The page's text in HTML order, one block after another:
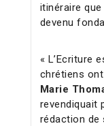
itinéraire
devenu
« L’Ecriture
chrétiens
Marie
revendiquait
rédaction de